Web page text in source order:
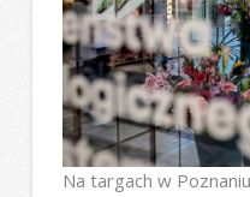
Na targach w